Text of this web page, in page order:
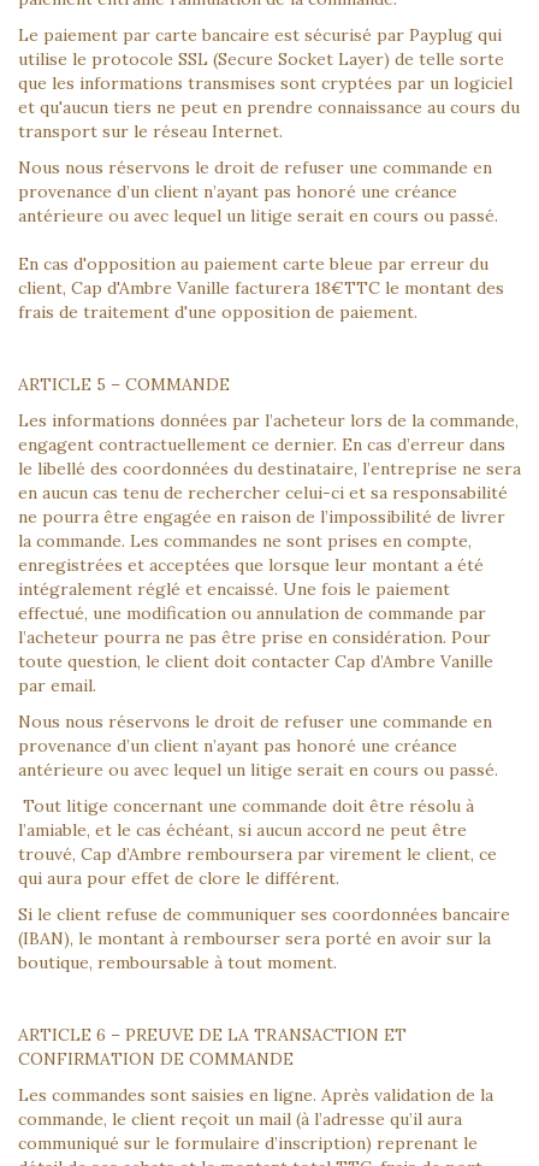
Le paiement par carte bancaire est sécurisé par Payplug qui
utilise le protocole SSL (Secure Socket Layer) de telle sorte
que les informations transmises sont cryptées par un logiciel
et qu'aucun tiers ne peut en prendre connaissance au cours du
transport sur le réseau Internet.
Nous nous réservons le droit de refuser une commande en
provenance d’un client n’ayant pas honoré une créance
antérieure ou avec lequel un litige serait en cours ou passé.
En cas d'opposition au paiement carte bleue par erreur du
client, Cap d'Ambre Vanille facturera 18€TTC le montant des
frais de traitement d'une opposition de paiement.
ARTICLE 5 – COMMANDE
Les informations données par l’acheteur lors de la commande,
engagent contractuellement ce dernier. En cas d’erreur dans
le libellé des coordonnées du destinataire, l’entreprise ne sera
en aucun cas tenu de rechercher celui-ci et sa responsabilité
ne pourra être engagée en raison de l’impossibilité de livrer
la commande. Les commandes ne sont prises en compte,
enregistrées et acceptées que lorsque leur montant a été
intégralement réglé et encaissé. Une fois le paiement
effectué, une modification ou annulation de commande par
l’acheteur pourra ne pas être prise en considération. Pour
toute question, le client doit contacter Cap d’Ambre Vanille
par email.
Nous nous réservons le droit de refuser une commande en
provenance d’un client n’ayant pas honoré une créance
antérieure ou avec lequel un litige serait en cours ou passé.
Tout litige concernant une commande doit être résolu à
l’amiable, et le cas échéant, si aucun accord ne peut être
trouvé, Cap d’Ambre remboursera par virement le client, ce
qui aura pour effet de clore le différent.
Si le client refuse de communiquer ses coordonnées bancaire
(IBAN), le montant à rembourser sera porté en avoir sur la
boutique, remboursable à tout moment.
ARTICLE 6 – PREUVE DE LA TRANSACTION ET
CONFIRMATION DE COMMANDE
Les commandes sont saisies en ligne. Après validation de la
commande, le client reçoit un mail (à l’adresse qu’il aura
communiqué sur le formulaire d’inscription) reprenant le